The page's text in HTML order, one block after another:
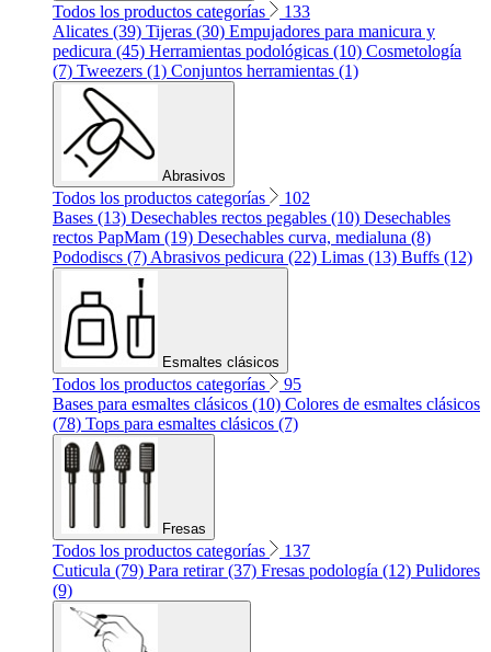
Todos los productos categorías
133
Alicates (39) Tijeras (30) Empujadores para manicura y
pedicura (45) Herramientas podológicas (10) Cosmetología
(7) Tweezers (1) Conjuntos herramientas (1)
Abrasivos
Todos los productos categorías
102
Bases (13) Desechables rectos pegables (10) Desechables
rectos PapMam (19) Desechables curva, medialuna (8)
Pododiscs (7) Abrasivos pedicura (22) Limas (13) Buffs (12)
Esmaltes clásicos
Todos los productos categorías
95
Bases para esmaltes clásicos (10) Colores de esmaltes clásicos
(78) Tops para esmaltes clásicos (7)
Fresas
Todos los productos categorías
137
Cuticula (79) Para retirar (37) Fresas podología (12) Pulidores
(9)